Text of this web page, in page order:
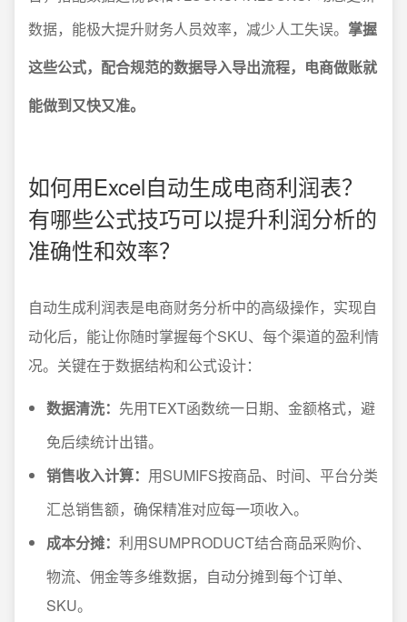
数据，能极大提升财务人员效率，减少人工失误。 掌握
这些公式，配合规范的数据导入导出流程，电商做账就
能做到又快又准。
如何用Excel自动生成电商利润表？
有哪些公式技巧可以提升利润分析的
准确性和效率？
自动生成利润表是电商财务分析中的高级操作，实现自
动化后，能让你随时掌握每个SKU、每个渠道的盈利情
况。关键在于数据结构和公式设计：
数据清洗： 先用TEXT函数统一日期、金额格式，避
免后续统计出错。
销售收入计算： 用SUMIFS按商品、时间、平台分类
汇总销售额，确保精准对应每一项收入。
成本分摊： 利用SUMPRODUCT结合商品采购价、
物流、佣金等多维数据，自动分摊到每个订单、
SKU。